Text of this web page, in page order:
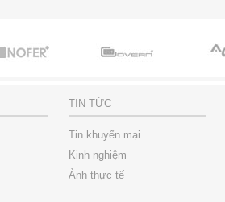
TIN TỨC
Tin khuyến mại
Kinh nghiệm
Ảnh thực tế